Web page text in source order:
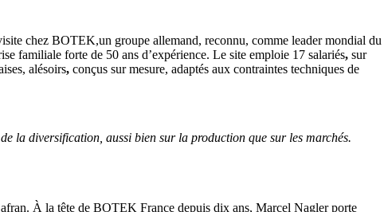
chez BOTEK,un groupe allemand, reconnu, comme leader mondial du
familiale forte de 50 ans d’expérience. Le site emploie 17 salariés, sur
alésoirs, conçus sur mesure, adaptés aux contraintes techniques de
la diversification, aussi bien sur la production que sur les marchés.
À la tête de BOTEK France depuis dix ans, Marcel Nagler porte